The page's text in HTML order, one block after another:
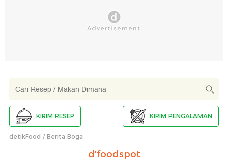
KIRIM RESEP KIRIM PENGALAMAN
detikFood Berita Boga
d'foodspot